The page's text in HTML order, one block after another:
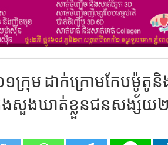
១ក្រុម ដាក់ក្រោមកែបម៉ូតូ
រុងសួងឃាត់ខ្លួនជនសង្ស័យ